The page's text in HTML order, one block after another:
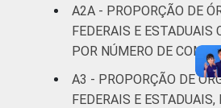
A2A - PROPORÇÃO DE
FEDERAIS E ESTADUAIS
POR NÚMERO DE
A3 - PROPORÇÃO DE
FEDERAIS E ESTADUAIS,